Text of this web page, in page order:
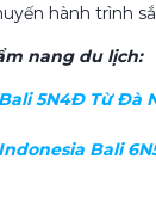
hành trình
nang du lịch:
5N4Đ Từ Đà
Bali